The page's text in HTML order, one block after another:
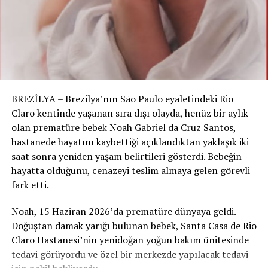
RELATED TOPICS:
CİNSEL TACİZ VE SALDIRILAR ARTIYOR: YEŞİLLER,
YALNIZCA KADINLARA AİT VAGONLAR TALEP EDİYOR
BAŞHEKİM MÖLLER’DEN ÇARPICI İDDİA: „COVİD AŞISININ
YAN ETKİLERİ GİZLENİYOR!“
BREZİLYA – Brezilya’nın São Paulo eyaletindeki Rio
Claro kentinde yaşanan sıra dışı olayda, henüz bir aylık
olan prematüre bebek Noah Gabriel da Cruz Santos,
hastanede hayatını kaybettiği açıklandıktan yaklaşık iki
saat sonra yeniden yaşam belirtileri gösterdi. Bebeğin
hayatta olduğunu, cenazeyi teslim almaya gelen görevli
fark etti.
Noah, 15 Haziran 2026’da prematüre dünyaya geldi.
Doğuştan damak yarığı bulunan bebek, Santa Casa de Rio
Claro Hastanesi’nin yenidoğan yoğun bakım ünitesinde
tedavi görüyordu ve özel bir merkezde yapılacak tedavi